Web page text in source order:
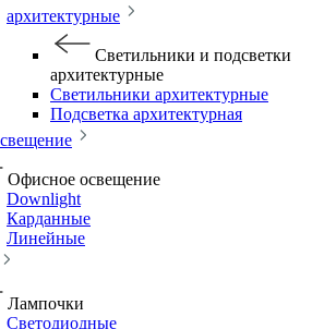
архитектурные
Светильники и подсветки
архитектурные
Светильники архитектурные
Подсветка архитектурная
Офисное освещение
Downlight
Карданные
Линейные
Лампочки
Светодиодные